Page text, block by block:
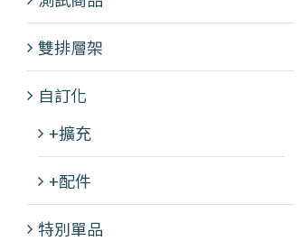
雙排層架
自訂化
+擴充
+配件
特別單品